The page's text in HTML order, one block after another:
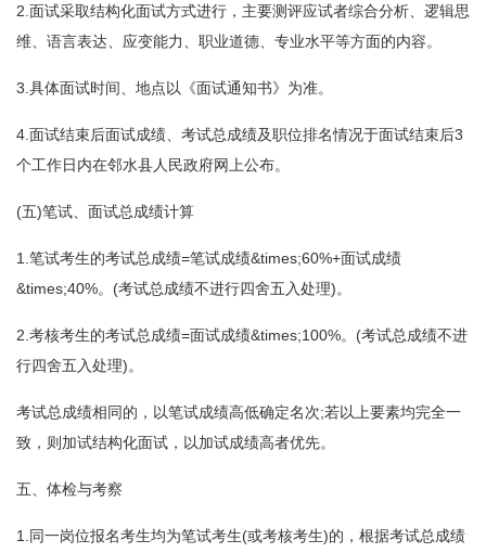
2.面试采取结构化面试方式进行，主要测评应试者综合分析、逻辑思
维、语言表达、应变能力、职业道德、专业水平等方面的内容。
3.具体面试时间、地点以《面试通知书》为准。
4.面试结束后面试成绩、考试总成绩及职位排名情况于面试结束后3
个工作日内在邻水县人民政府网上公布。
(五)笔试、面试总成绩计算
1.笔试考生的考试总成绩=笔试成绩&times;60%+面试成绩
&times;40%。(考试总成绩不进行四舍五入处理)。
2.考核考生的考试总成绩=面试成绩&times;100%。(考试总成绩不进
行四舍五入处理)。
考试总成绩相同的，以笔试成绩高低确定名次;若以上要素均完全一
致，则加试结构化面试，以加试成绩高者优先。
五、体检与考察
1.同一岗位报名考生均为笔试考生(或考核考生)的，根据考试总成绩